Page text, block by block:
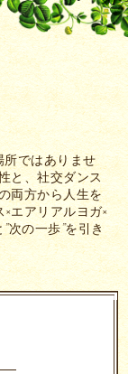
ではありませ
と、社交ダンス
両方から人生を
エアリアルヨガ×
次の一歩”を引き